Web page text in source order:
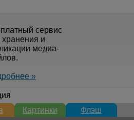
сервис
хранения и
медиа-
»
Картинки
Флэш